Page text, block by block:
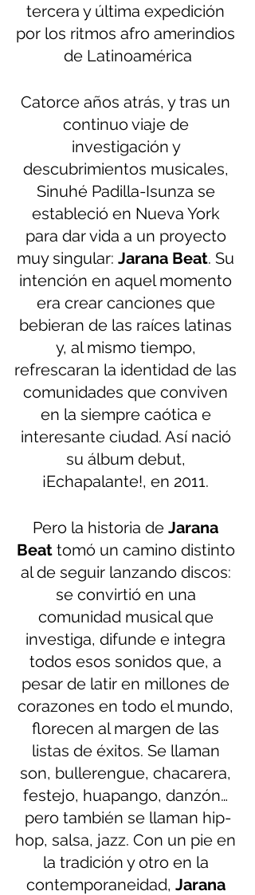
tercera y última expedición
por los ritmos afro amerindios
de Latinoamérica
Catorce años atrás, y tras un
continuo viaje de
investigación y
descubrimientos musicales,
Sinuhé Padilla-Isunza se
estableció en Nueva York
para dar vida a un proyecto
muy singular: Jarana Beat. Su
intención en aquel momento
era crear canciones que
bebieran de las raíces latinas
y, al mismo tiempo,
refrescaran la identidad de las
comunidades que conviven
en la siempre caótica e
interesante ciudad. Así nació
su álbum debut,
¡Echapalante!, en 2011.
Pero la historia de Jarana
Beat tomó un camino distinto
al de seguir lanzando discos:
se convirtió en una
comunidad musical que
investiga, difunde e integra
todos esos sonidos que, a
pesar de latir en millones de
corazones en todo el mundo,
florecen al margen de las
listas de éxitos. Se llaman
son, bullerengue, chacarera,
festejo, huapango, danzón…
pero también se llaman hip-
hop, salsa, jazz. Con un pie en
la tradición y otro en la
contemporaneidad, Jarana